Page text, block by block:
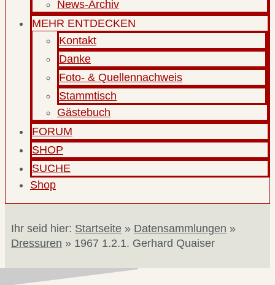
News-Archiv
MEHR ENTDECKEN
Kontakt
Danke
Foto- & Quellennachweis
Stammtisch
Gästebuch
FORUM
SHOP
SUCHE
Shop
Ihr seid hier: Startseite » Datensammlungen »
Dressuren » 1967 1.2.1. Gerhard Quaiser